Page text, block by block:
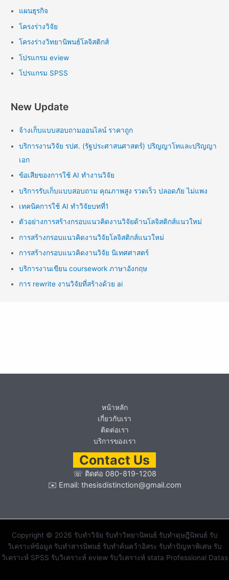
แผนธุรกิจ
โครงร่างวิจัย
โครงร่างวิทยานิพนธ์โลจิสติกส์
โปรแกรม eview
โปรแกรม SPSS
New Update
จ้างเก็บแบบสอบถามออนไลน์ ราคาถูก
บริการงานวิจัย รปศ. (รัฐประศาสนศาสตร์) ปริญญาโทและปริญญา
เอก
ข้อเสียของการใช้ AI ทำงานวิจัย
บริการรับเก็บแบบสอบถาม คุณภาพสูง รวดเร็ว ปลอดภัย ไม่แพง
เทคนิคการใช้ AI ทำวิจัยบทที่1
ตัวอย่างการสร้างกรอบแนวคิดงานวิจัยด้านโลจิสติกส์แนวใหม่
การสร้างกรอบแนวคิดงานวิจัยโลจิสติกส์แนวใหม่
การสร้างกรอบแนวคิดงานวิจัย นิเทศศาสตร์
บริการงานเขียน coursework ภาษาอังกฤษ
การ rewrite งานวิจัยที่สร้างด้วย ai
หน้าหลัก
เกี่ยวกับเรา
ติดต่อเรา
บริการของเรา
Contact Us
☏ ติดต่อ 080-819-1208
✉️ Email: thesisdistinction@gmail.com
Copyright © 2026 รับทำวิจัย รับทำวิทยานิพนธ์ รับทำดุษฎีนิพนธ์ รับ
วิเคราะห์ข้อมูล รับทำสารนิพนธ์ รับทำค้นคว้าอิสระ รับทำปัญหาพิเศษ รับ
วิเคราะห์ SPSS รับวิเคราะห์ eview รับวิเคราะห์ stata Professional Datas